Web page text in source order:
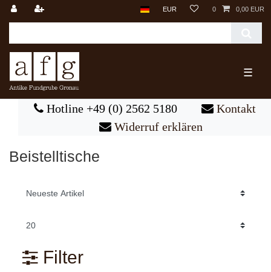
EUR 0 0,00 EUR
☰
Hotline +49 (0) 2562 5180
Kontakt
Widerruf erklären
Beistelltische
Filter